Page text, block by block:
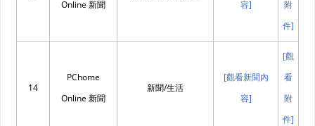
Online 新聞
容]
附
件]
14
PChome
Online 新聞
新聞/生活
[觀看新聞內
容]
[觀
看
附
件]